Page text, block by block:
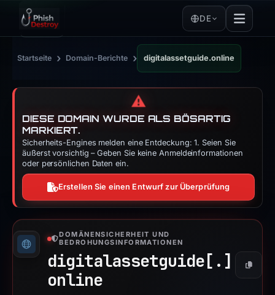
DE
Startseite › Domain-Berichte › digitalassetguide.online
⚠️
DIESE DOMAIN WURDE ALS BÖSARTIG
MARKIERT.
Sicherheits-Engines melden eine Entdeckung: 1. Seien Sie
äußerst vorsichtig – Geben Sie keine Anmeldeinformationen
oder persönlichen Daten ein.
Erstellen Sie einen Entwurf zur Überprüfung
DOMÄNENSICHERHEIT UND
BEDROHUNGSINFORMATIONEN
digitalassetguide[.]
online